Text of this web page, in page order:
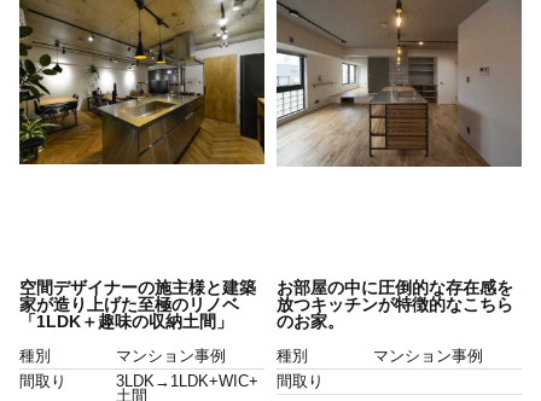
空間デザイナーの施主様と建築
家が造り上げた至極のリノベ
「1LDK＋趣味の収納土間」
種別
マンション事例
間取り
3LDK→1LDK+WIC+
土間
お部屋の中に圧倒的な存在感を
放つキッチンが特徴的なこちら
のお家。
種別
マンション事例
間取り